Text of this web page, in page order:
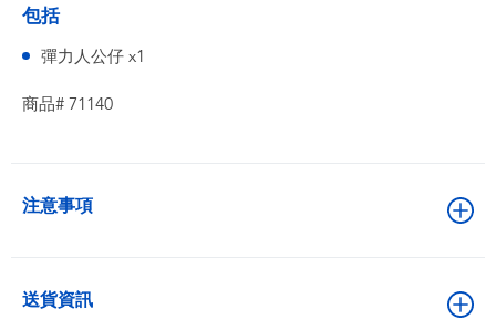
包括
彈力人公仔 x1
商品# 71140
注意事項
送貨資訊